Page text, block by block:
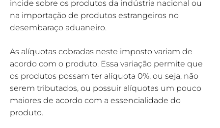
incide sobre os produtos da indústria nacional ou
na importação de produtos estrangeiros no
desembaraço aduaneiro.
As alíquotas cobradas neste imposto variam de
acordo com o produto. Essa variação permite que
os produtos possam ter alíquota 0%, ou seja, não
serem tributados, ou possuir alíquotas um pouco
maiores de acordo com a essencialidade do
produto.